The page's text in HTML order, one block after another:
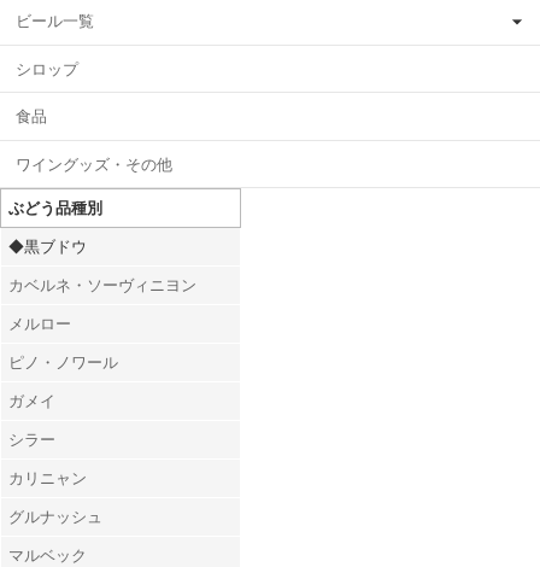
ビール一覧
シロップ
食品
ワイングッズ・その他
ぶどう品種別
◆黒ブドウ
カベルネ・ソーヴィニヨン
メルロー
ピノ・ノワール
ガメイ
シラー
カリニャン
グルナッシュ
マルベック